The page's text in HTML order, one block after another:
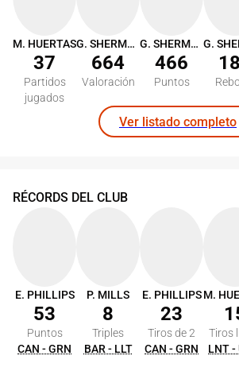
M. HUERTAS
37
Partidos
jugados
G. SHERMADINI
664
Valoración
G. SHERMADINI
466
Puntos
Ver listado completo
RÉCORDS DEL CLUB
E. PHILLIPS
53
Puntos
CAN - GRN
P. MILLS
8
Triples
BAR - LLT
E. PHILLIPS
23
Tiros de 2
CAN - GRN
M.
Tiros
LNT -